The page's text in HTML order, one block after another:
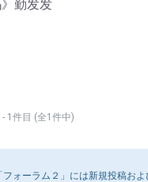
勤发发
1件目 (全1件中)
フォーラム２」には新規投稿お